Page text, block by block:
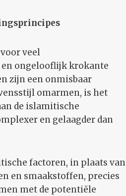
veel
en ongelooflijk krokante
zijn een onmisbaar
omarmen, is het
de islamitische
en gelaagder dan
factoren, in plaats van
en smaakstoffen, precies
met de potentiële